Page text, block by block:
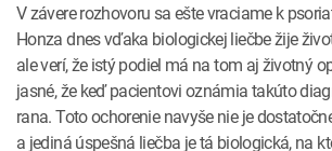
V závere rozhovoru sa ešte vraciame k
Honza dnes vďaka biologickej liečbe žije
ale verí, že istý podiel má na tom aj životný
jasné, že keď pacientovi oznámia takúto
rana. Toto ochorenie navyše nie je
a jediná úspešná liečba je tá biologická, na